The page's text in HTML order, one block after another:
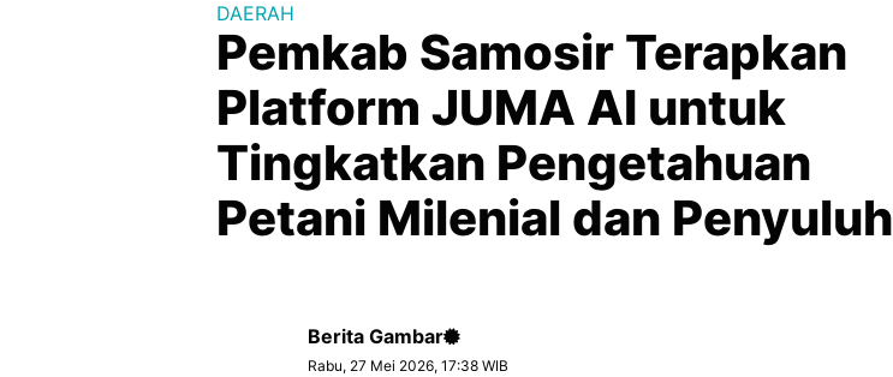
DAERAH
Pemkab Samosir Terapkan
Platform JUMA AI untuk
Tingkatkan Pengetahuan
Petani Milenial dan Penyuluh
Berita Gambar
Rabu, 27 Mei 2026, 17:38 WIB